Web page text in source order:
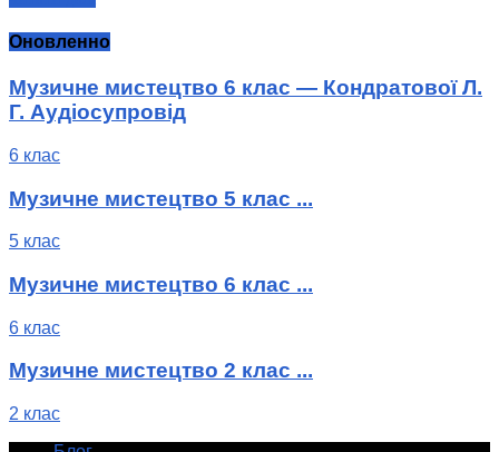
Оновленно
Музичне мистецтво 6 клас — Кондратової Л.
Г. Аудіосупровід
6 клас
Музичне мистецтво 5 клас ...
5 клас
Музичне мистецтво 6 клас ...
6 клас
Музичне мистецтво 2 клас ...
2 клас